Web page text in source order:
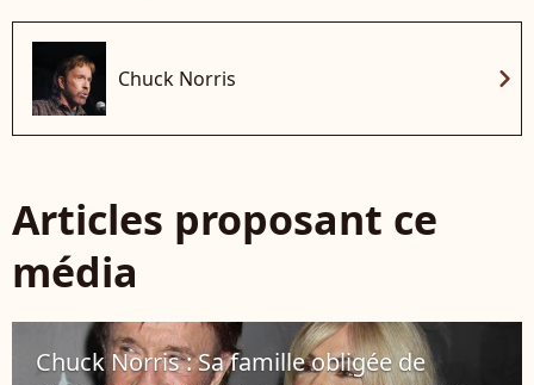
Chuck Norris chevron_right
Articles proposant ce
média
Chuck Norris : Sa famille obligée de